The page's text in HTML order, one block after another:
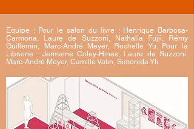
Equipe : Pour le salon du livre : Henrique Barbosa-
Carmona, Laure de Suzzoni, Nathalia Fujii, Rémy
Guillemin, Marc-André Meyer, Rochelle Yu. Pour la
Librairie : Jermaine Coley-Hines, Laure de Suzzoni,
Marc-André Meyer, Camille Vatin, Simonida Yli